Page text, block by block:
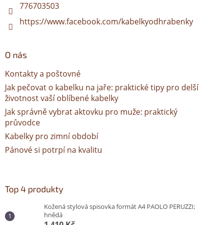
776703503
https://www.facebook.com/kabelkyodhrabenky
O nás
Kontakty a poštovné
Jak pečovat o kabelku na jaře: praktické tipy pro delší
životnost vaší oblíbené kabelky
Jak správně vybrat aktovku pro muže: praktický
průvodce
Kabelky pro zimní období
Pánové si potrpí na kvalitu
Top 4 produkty
Kožená stylová spisovka formát A4 PAOLO PERUZZI;
hnědá